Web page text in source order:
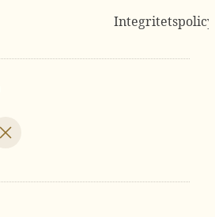
Integritetspolicy